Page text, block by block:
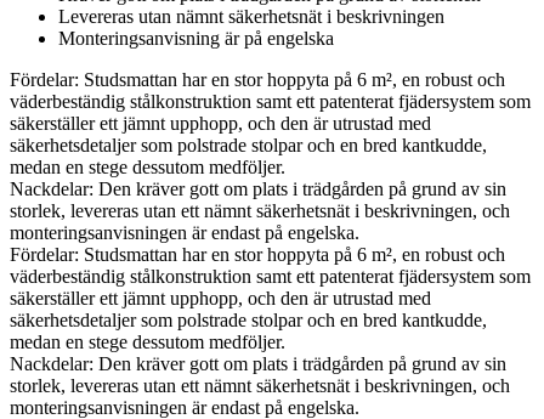
Levereras utan nämnt säkerhetsnät i beskrivningen
Monteringsanvisning är på engelska
Fördelar: Studsmattan har en stor hoppyta på 6 m², en robust och
väderbeständig stålkonstruktion samt ett patenterat fjädersystem som
säkerställer ett jämnt upphopp, och den är utrustad med
säkerhetsdetaljer som polstrade stolpar och en bred kantkudde,
medan en stege dessutom medföljer.
Nackdelar: Den kräver gott om plats i trädgården på grund av sin
storlek, levereras utan ett nämnt säkerhetsnät i beskrivningen, och
monteringsanvisningen är endast på engelska.
Fördelar: Studsmattan har en stor hoppyta på 6 m², en robust och
väderbeständig stålkonstruktion samt ett patenterat fjädersystem som
säkerställer ett jämnt upphopp, och den är utrustad med
säkerhetsdetaljer som polstrade stolpar och en bred kantkudde,
medan en stege dessutom medföljer.
Nackdelar: Den kräver gott om plats i trädgården på grund av sin
storlek, levereras utan ett nämnt säkerhetsnät i beskrivningen, och
monteringsanvisningen är endast på engelska.